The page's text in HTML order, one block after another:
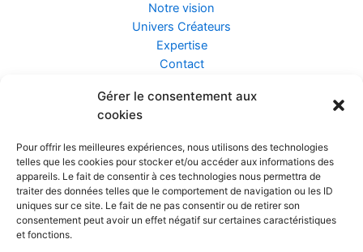
Gérer le consentement aux
cookies
Pour offrir les meilleures expériences, nous utilisons des technologies
telles que les cookies pour stocker et/ou accéder aux informations des
appareils. Le fait de consentir à ces technologies nous permettra de
traiter des données telles que le comportement de navigation ou les ID
uniques sur ce site. Le fait de ne pas consentir ou de retirer son
consentement peut avoir un effet négatif sur certaines caractéristiques
et fonctions.
Notre vision
Univers Créateurs
Expertise
Contact
Assurance ZEN
Confidentialité et Données
Conditions Générales de Vente